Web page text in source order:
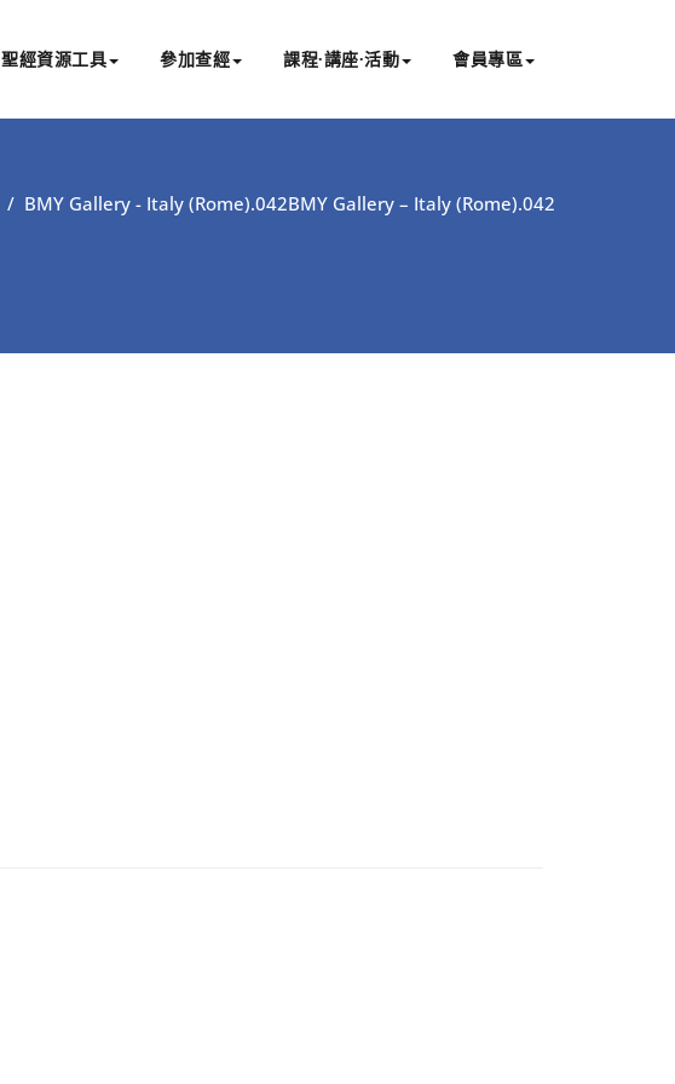
聖經資源工具 參加查經 課程∙講座∙活動 會員專區
/ BMY Gallery - Italy (Rome).042BMY Gallery – Italy (Rome).042